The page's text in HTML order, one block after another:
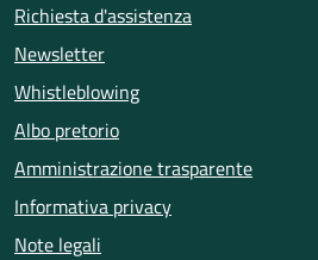
Richiesta d'assistenza
Newsletter
Whistleblowing
Albo pretorio
Amministrazione trasparente
Informativa privacy
Note legali